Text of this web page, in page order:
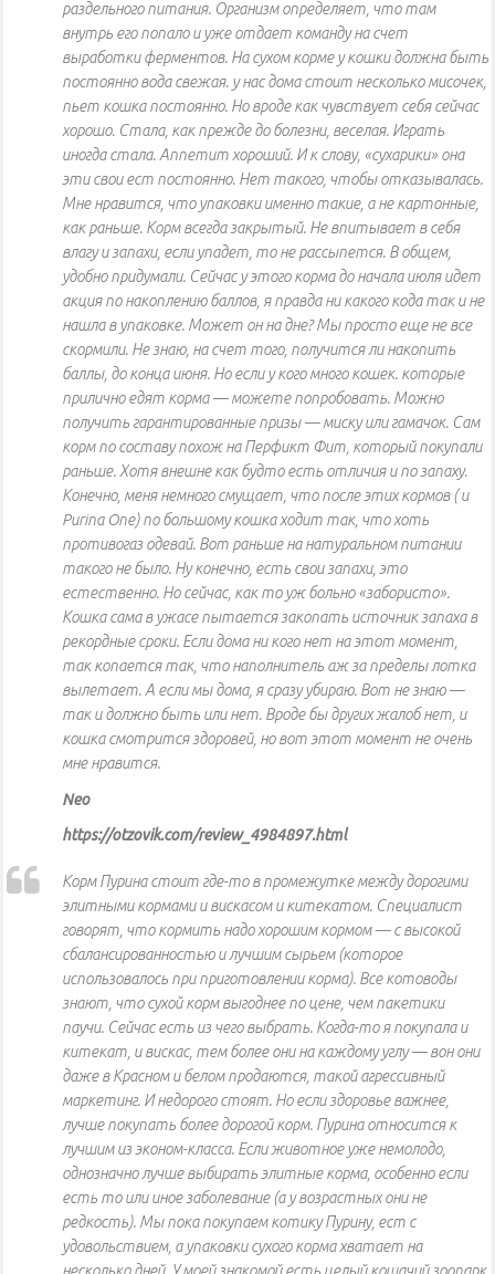
раздельного питания. Организм определяет, что там
внутрь его попало и уже отдает команду на счет
выработки ферментов. На сухом корме у кошки должна быть
постоянно вода свежая. у нас дома стоит несколько мисочек,
пьет кошка постоянно. Но вроде как чувствует себя сейчас
хорошо. Стала, как прежде до болезни, веселая. Играть
иногда стала. Аппетит хороший. И к слову, «сухарики» она
эти свои ест постоянно. Нет такого, чтобы отказывалась.
Мне нравится, что упаковки именно такие, а не картонные,
как раньше. Корм всегда закрытый. Не впитывает в себя
влагу и запахи, если упадет, то не рассыпется. В общем,
удобно придумали. Сейчас у этого корма до начала июля идет
акция по накоплению баллов, я правда ни какого кода так и не
нашла в упаковке. Может он на дне? Мы просто еще не все
скормили. Не знаю, на счет того, получится ли накопить
баллы, до конца июня. Но если у кого много кошек. которые
прилично едят корма — можете попробовать. Можно
получить гарантированные призы — миску или гамачок. Сам
корм по составу похож на Перфикт Фит, который покупали
раньше. Хотя внешне как будто есть отличия и по запаху.
Конечно, меня немного смущает, что после этих кормов ( и
Purina One) по большому кошка ходит так, что хоть
противогаз одевай. Вот раньше на натуральном питании
такого не было. Ну конечно, есть свои запахи, это
естественно. Но сейчас, как то уж больно «забористо».
Кошка сама в ужасе пытается закопать источник запаха в
рекордные сроки. Если дома ни кого нет на этот момент,
так копается так, что наполнитель аж за пределы лотка
вылетает. А если мы дома, я сразу убираю. Вот не знаю —
так и должно быть или нет. Вроде бы других жалоб нет, и
кошка смотрится здоровей, но вот этот момент не очень
мне нравится.
Neo
https://otzovik.com/review_4984897.html
Корм Пурина стоит где-то в промежутке между дорогими
элитными кормами и вискасом и китекатом. Специалист
говорят, что кормить надо хорошим кормом — с высокой
сбалансированностью и лучшим сырьем (которое
использовалось при приготовлении корма). Все котоводы
знают, что сухой корм выгоднее по цене, чем пакетики
паучи. Сейчас есть из чего выбрать. Когда-то я покупала и
китекат, и вискас, тем более они на каждому углу — вон они
даже в Красном и белом продаются, такой агрессивный
маркетинг. И недорого стоят. Но если здоровье важнее,
лучше покупать более дорогой корм. Пурина относится к
лучшим из эконом-класса. Если животное уже немолодо,
однозначно лучше выбирать элитные корма, особенно если
есть то или иное заболевание (а у возрастных они не
редкость). Мы пока покупаем котику Пурину, ест с
удовольствием, а упаковки сухого корма хватает на